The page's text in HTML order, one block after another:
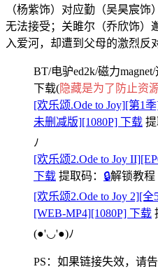
（杨紫饰）对应勤（吴昊宸
无法接受；关雎尔（乔欣饰）
入爱河，却遭到父母的激烈反
BT/电驴ed2k/磁力
下载(隐藏是为了防止资
[欢乐颂.Ode to Joy][第1
未删减版][1080P] 下载 提
ﾉ
[欢乐颂2.Ode to Joy
下载 提取码： 🔒解锁教程
[欢乐颂2.Ode to Joy 2][
[WEB-MP4][1080P] 下载
(●'◡'●)ﾉ
PS：如果链接失效，请